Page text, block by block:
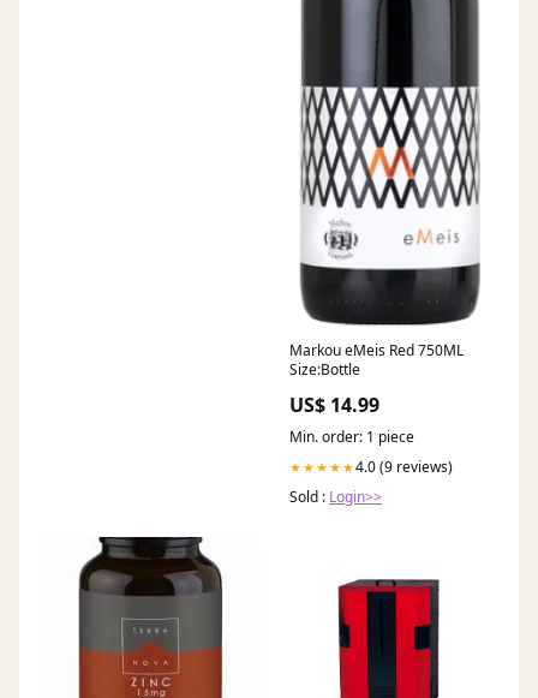
Markou eMeis Red 750ML
Size:Bottle
US$ 14.99
Min. order: 1 piece
★★★★★4.0 (9 reviews)
Sold : Login>>